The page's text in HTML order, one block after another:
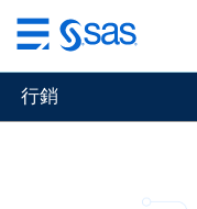
跳
至
主
要
行銷